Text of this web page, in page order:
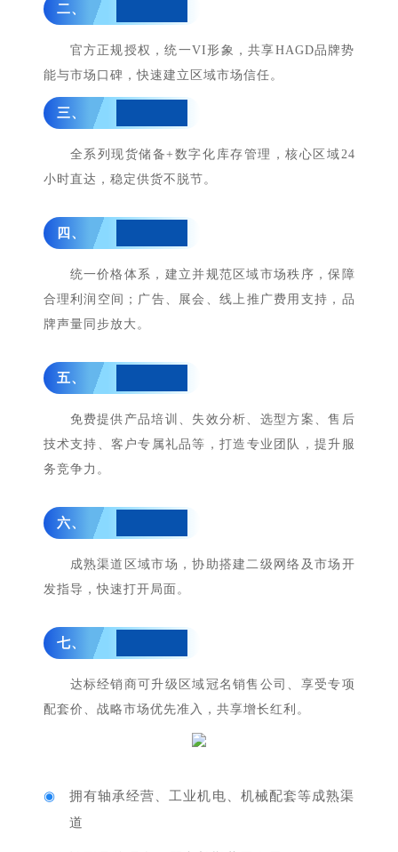
二、
官方正规授权，统一VI形象，共享HAGD品牌势
能与市场口碑，快速建立区域市场信任。
三、
全系列现货储备+数字化库存管理，核心区域24
小时直达，稳定供货不脱节。
四、
统一价格体系，建立并规范区域市场秩序，保障
合理利润空间；广告、展会、线上推广费用支持，品
牌声量同步放大。
五、
免费提供产品培训、失效分析、选型方案、售后
技术支持、客户专属礼品等，打造专业团队，提升服
务竞争力。
六、
成熟渠道区域市场，协助搭建二级网络及市场开
发指导，快速打开局面。
七、
达标经销商可升级区域冠名销售公司、享受专项
配套价、战略市场优先准入，共享增长红利。
◉
拥有轴承经营、工业机电、机械配套等成熟渠
道